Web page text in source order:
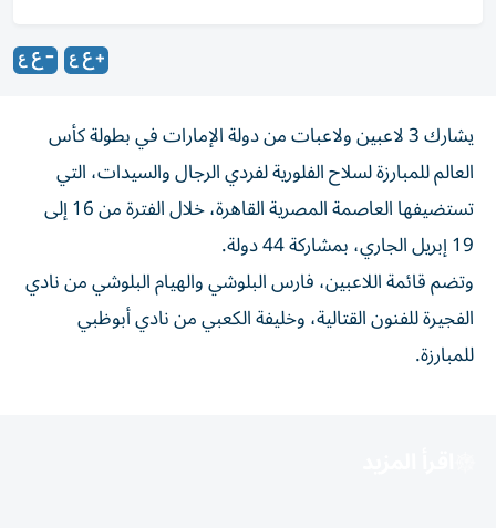
يشارك 3 لاعبين ولاعبات من دولة الإمارات في بطولة كأس
العالم للمبارزة لسلاح الفلورية لفردي الرجال والسيدات، التي
تستضيفها العاصمة المصرية القاهرة، خلال الفترة من 16 إلى
19 إبريل الجاري، بمشاركة 44 دولة.
وتضم قائمة اللاعبين، فارس البلوشي والهيام البلوشي من نادي
الفجيرة للفنون القتالية، وخليفة الكعبي من نادي أبوظبي
للمبارزة.